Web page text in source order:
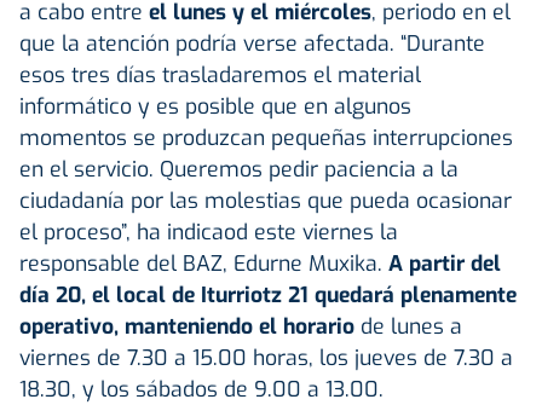
a cabo entre el lunes y el miércoles, periodo en el
que la atención podría verse afectada. “Durante
esos tres días trasladaremos el material
informático y es posible que en algunos
momentos se produzcan pequeñas interrupciones
en el servicio. Queremos pedir paciencia a la
ciudadanía por las molestias que pueda ocasionar
el proceso”, ha indicaod este viernes la
responsable del BAZ, Edurne Muxika. A partir del
día 20, el local de Iturriotz 21 quedará plenamente
operativo, manteniendo el horario de lunes a
viernes de 7.30 a 15.00 horas, los jueves de 7.30 a
18.30, y los sábados de 9.00 a 13.00.